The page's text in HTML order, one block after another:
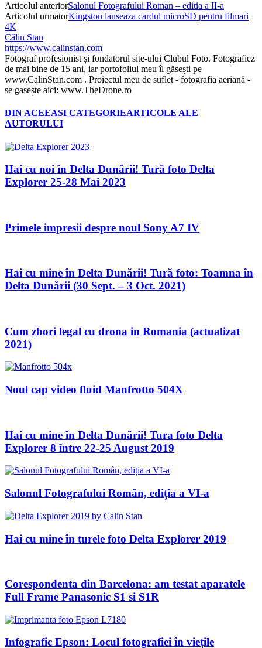
Articolul anteriorSalonul Fotografului Roman – editia a II-a
Articolul urmatorKingston lanseaza cardul microSD pentru filmari
4K
Călin Stan
https://www.calinstan.com
Fotograf profesionist și fondatorul site-ului Clubul Foto. Fotografiez
de mai bine de 15 ani, iar portofoliul meu îl găsești pe
www.CalinStan.com . Proiectul meu de suflet - fotografia aeriană -
se gasește aici: www.TheDrone.ro
DIN ACEEASI CATEGORIEARTICOLE ALE
AUTORULUI
Hai cu noi în Delta Dunării! Tură foto Delta
Explorer 25-28 Mai 2023
Primele impresii despre noul Sony A7 IV
Hai cu mine în Delta Dunării! Tură foto: Toamna în
Delta Dunării (30 Sept. – 3 Oct. 2021)
Cum zbori legal cu drona in Romania (actualizat
2021)
Noul cap video fluid Manfrotto 504X
Hai cu mine în Delta Dunării! Tura foto Delta
Explorer 8 între 22-25 August 2019
Salonul Fotografului Român, ediția a VI-a
Hai cu mine în turele foto Delta Explorer 2019
Corespondenta din Barcelona: am testat aparatele
Full Frame Panasonic S1 si S1R
Infografic Epson: Locul fotografiei în viețile